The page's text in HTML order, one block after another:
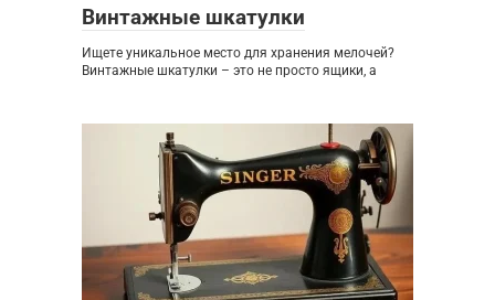
Винтажные шкатулки
Ищете уникальное место для хранения мелочей?
Винтажные шкатулки – это не просто ящики, а